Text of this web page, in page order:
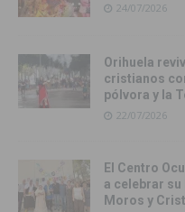
24/07/2026
Orihuela
cristianos
pólvora y la
22/07/2026
El Centro
a celebrar su
Moros y